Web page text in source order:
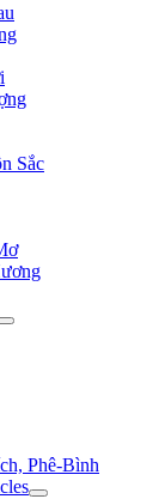
Sắc
Phê-Bình